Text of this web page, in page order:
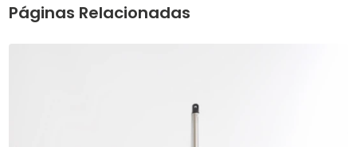
Páginas Relacionadas